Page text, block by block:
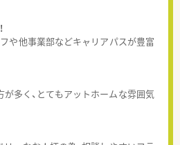
や他事業部などキャリアパスが豊富
多く、とてもアットホームな雰囲気